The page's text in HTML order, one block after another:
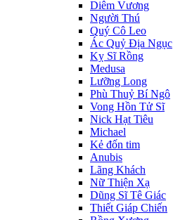
Diêm Vương
Người Thú
Quý Cô Leo
Ác Quỷ Địa Ngục
Kỵ Sĩ Rồng
Medusa
Lưỡng Long
Phù Thuỷ Bí Ngô
Vong Hồn Tử Sĩ
Nick Hạt Tiêu
Michael
Kẻ đốn tim
Anubis
Lãng Khách
Nữ Thiện Xạ
Dũng Sĩ Tê Giác
Thiết Giáp Chiến